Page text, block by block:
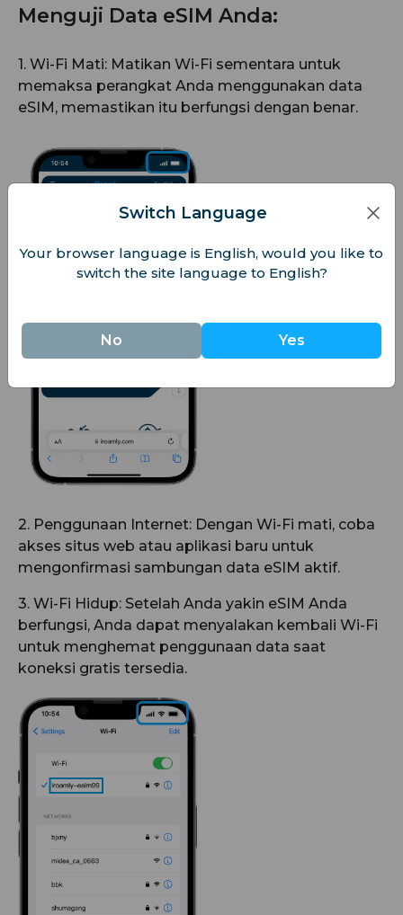
Menguji Data eSIM Anda:
1. Wi-Fi Mati: Matikan Wi-Fi sementara untuk
memaksa perangkat Anda menggunakan data
eSIM, memastikan itu berfungsi dengan benar.
2. Penggunaan Internet: Dengan Wi-Fi mati, coba
akses situs web atau aplikasi baru untuk
mengonfirmasi sambungan data eSIM aktif.
3. Wi-Fi Hidup: Setelah Anda yakin eSIM Anda
berfungsi, Anda dapat menyalakan kembali Wi-Fi
untuk menghemat penggunaan data saat
koneksi gratis tersedia.
Switch Language
Your browser language is English, would you like to
switch the site language to English?
No Yes